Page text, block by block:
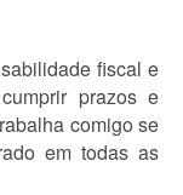
fiscal e
prazos e
comigo se
em todas as